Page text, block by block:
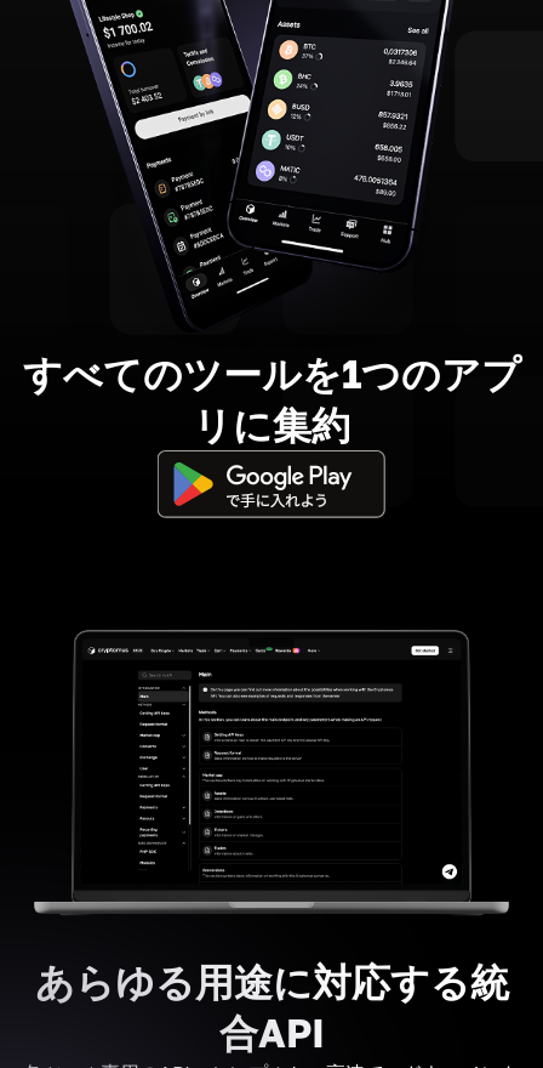
すべてのツールを1つのアプ
リに集約
あらゆる用途に対応する統
合API